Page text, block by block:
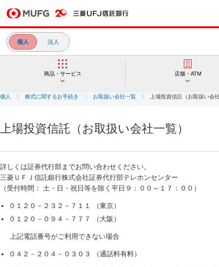
個人 法人
商品・サービス 店舗・ATM
個人 株式に関するお手続き お取扱い会社一覧 上場投資信託（お取扱い会
上場投資信託（お取扱い会社一覧）
詳しくは証券代行部までお問い合わせください。
三菱ＵＦＪ信託銀行株式会社証券代行部テレホンセンター
（受付時間： 土・日・祝日等を除く平日９：００～１７：００）
０１２０－２３２－７１１ （東京）
０１２０－０９４－７７７ （大阪）
上記電話番号がご利用できない場合
０４２－２０４－０３０３ （通話料有料）